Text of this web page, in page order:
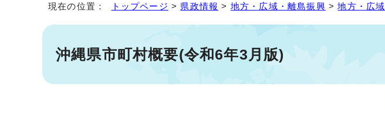
現在の位置： トップページ > 県政情報 > 地方・広域・離島振興 >地方・広域
沖縄県市町村概要(令和6年3月版)